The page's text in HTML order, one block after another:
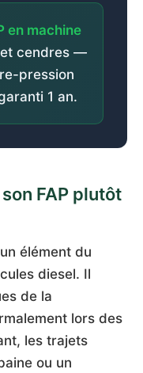
en machine
cendres —
pression
1 an.
FAP plutôt
élément du
diesel. Il
de la
lors des
les trajets
ou un